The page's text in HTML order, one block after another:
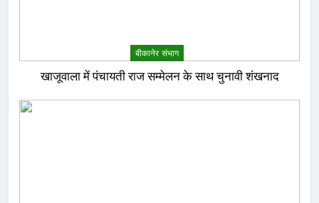
बीकानेर संभाग
खाजूवाला में पंचायती राज सम्मेलन के साथ चुनावी शंखनाद